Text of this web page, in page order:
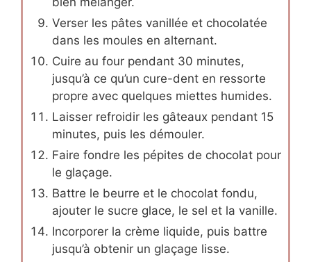
Verser les pâtes vanillée et chocolatée
dans les moules en alternant.
Cuire au four pendant 30 minutes,
jusqu’à ce qu’un cure-dent en ressorte
propre avec quelques miettes humides.
Laisser refroidir les gâteaux pendant 15
minutes, puis les démouler.
Faire fondre les pépites de chocolat pour
le glaçage.
Battre le beurre et le chocolat fondu,
ajouter le sucre glace, le sel et la vanille.
Incorporer la crème liquide, puis battre
jusqu’à obtenir un glaçage lisse.